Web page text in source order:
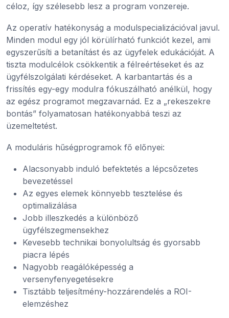
céloz, így szélesebb lesz a program vonzereje.
Az operatív hatékonyság a modulspecializációval javul.
Minden modul egy jól körülírható funkciót kezel, ami
egyszerűsíti a betanítást és az ügyfelek edukációját. A
tiszta modulcélok csökkentik a félreértéseket és az
ügyfélszolgálati kérdéseket. A karbantartás és a
frissítés egy-egy modulra fókuszálható anélkül, hogy
az egész programot megzavarnád. Ez a „rekeszekre
bontás” folyamatosan hatékonyabbá teszi az
üzemeltetést.
A moduláris hűségprogramok fő előnyei:
Alacsonyabb induló befektetés a lépcsőzetes
bevezetéssel
Az egyes elemek könnyebb tesztelése és
optimalizálása
Jobb illeszkedés a különböző
ügyfélszegmensekhez
Kevesebb technikai bonyolultság és gyorsabb
piacra lépés
Nagyobb reagálóképesség a
versenyfenyegetésekre
Tisztább teljesítmény-hozzárendelés a ROI-
elemzéshez